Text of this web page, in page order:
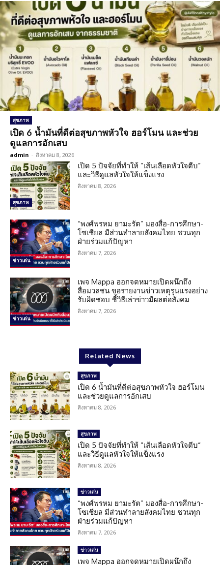
สุขภาพ
เปิด 6 น้ำมันที่ดีต่อสุขภาพหัวใจ ฮอร์โมน และช่วย
ดูแลการอักเสบ
admin - สิงหาคม 8, 2026
สุขภาพ
เปิด 5 ปัจจัยที่ทำให้ “เส้นเลือดหัวใจตีบ”
และวิธีดูแลหัวใจให้แข็งแรง
สิงหาคม 8, 2026
ข่าวเด่น
“พงศ์พรหม ยามะรัต” มองสื่อ-การศึกษา-
โซเชียล มีส่วนทำลายสังคมไทย ชวนทุก
ฝ่ายร่วมแก้ปัญหา
สิงหาคม 7, 2026
ข่าวเด่น
เพจ Mappa ออกจดหมายเปิดผนึกถึง
สื่อมวลชน ขอรายงานข่าวเหตุรุนแรงอย่าง
รับผิดชอบ ชี้วิธีเล่าข่าวมีผลต่อสังคม
สิงหาคม 7, 2026
Related News
สุขภาพ
เปิด 6 น้ำมันที่ดีต่อสุขภาพหัวใจ ฮอร์โมน
และช่วยดูแลการอักเสบ
สิงหาคม 8, 2026
สุขภาพ
เปิด 5 ปัจจัยที่ทำให้ “เส้นเลือดหัวใจตีบ”
และวิธีดูแลหัวใจให้แข็งแรง
สิงหาคม 8, 2026
ข่าวเด่น
“พงศ์พรหม ยามะรัต” มองสื่อ-การศึกษา-
โซเชียล มีส่วนทำลายสังคมไทย ชวนทุก
ฝ่ายร่วมแก้ปัญหา
สิงหาคม 7, 2026
ข่าวเด่น
เพจ Mappa ออกจดหมายเปิดผนึกถึง